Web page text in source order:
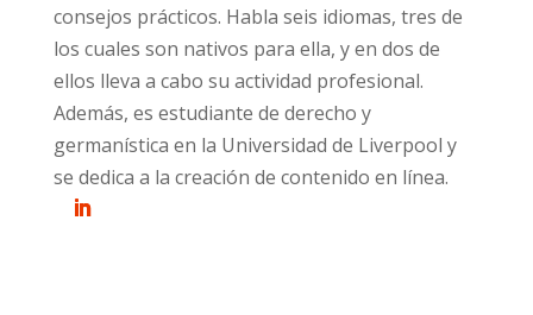
consejos prácticos. Habla seis idiomas, tres de
los cuales son nativos para ella, y en dos de
ellos lleva a cabo su actividad profesional.
Además, es estudiante de derecho y
germanística en la Universidad de Liverpool y
se dedica a la creación de contenido en línea.